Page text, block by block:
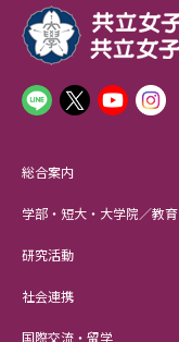
総合案内
学部・短大・大学院／教育
研究活動
社会連携
国際交流・留学